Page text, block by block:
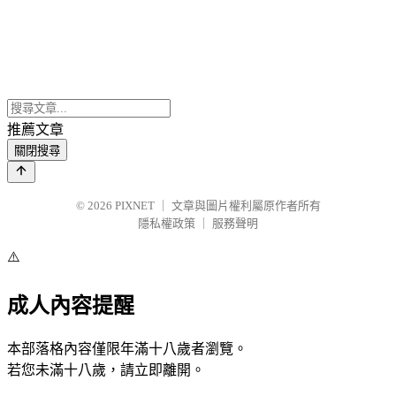
推薦文章
關閉搜尋
© 2026 PIXNET
文章與圖片權利屬原作者所有
隱私權政策
服務聲明
⚠️
成人內容提醒
本部落格內容僅限年滿十八歲者瀏覽。
若您未滿十八歲，請立即離開。